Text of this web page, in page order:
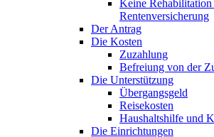
Keine
Rentenversicherung
Der Antrag
Die Kosten
Zuzahlung
Befreiung von der
Die Unterstützung
Übergangsgeld
Reisekosten
Haushaltshilfe und
Die Einrichtungen